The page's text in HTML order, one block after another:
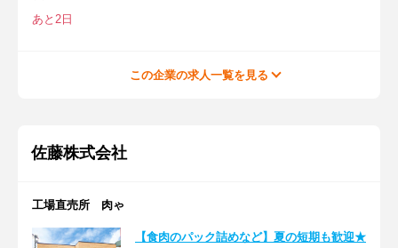
あと2日
この企業の求人一覧を見る
佐藤株式会社
工場直売所 肉ゃ
【食肉のパック詰めなど】夏の短期も歓迎★